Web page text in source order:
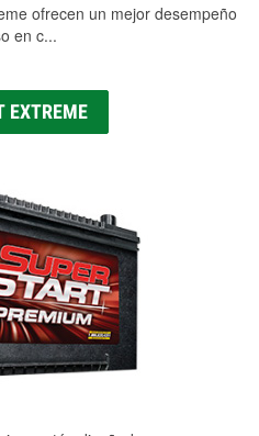
ofrecen un mejor desempeño
en c...
EXTREME